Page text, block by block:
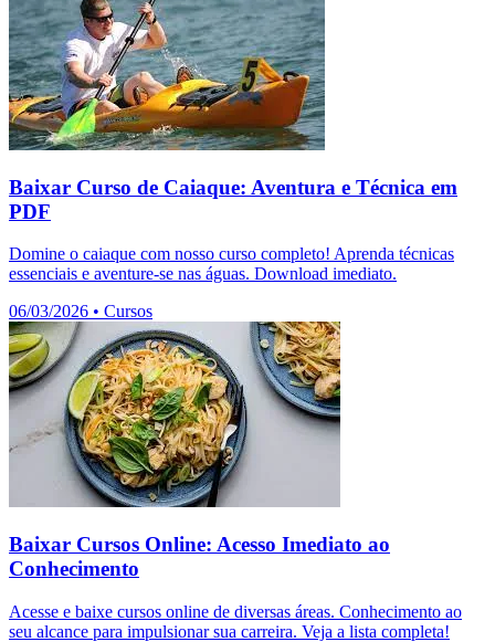
Baixar Curso de Caiaque: Aventura e Técnica em
PDF
Domine o caiaque com nosso curso completo! Aprenda técnicas
essenciais e aventure-se nas águas. Download imediato.
06/03/2026 • Cursos
Baixar Cursos Online: Acesso Imediato ao
Conhecimento
Acesse e baixe cursos online de diversas áreas. Conhecimento ao
seu alcance para impulsionar sua carreira. Veja a lista completa!